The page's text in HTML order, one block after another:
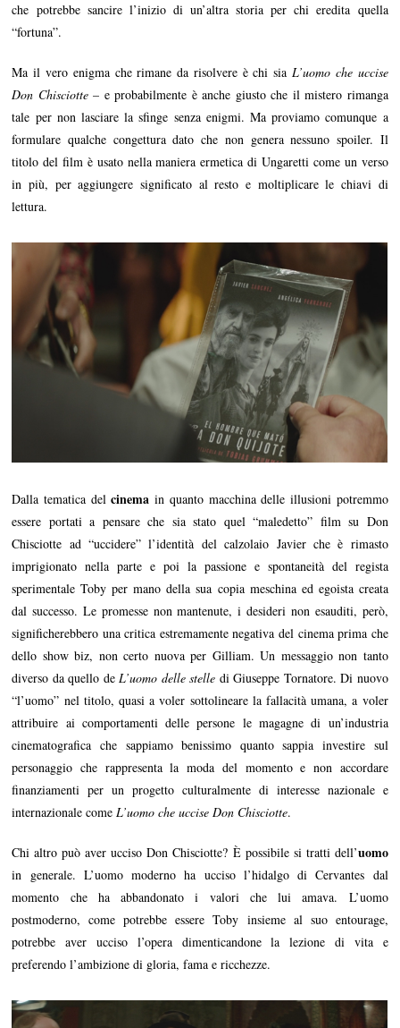
che potrebbe sancire l’inizio di un’altra storia per chi eredita quella
“fortuna”.
Ma il vero enigma che rimane da risolvere è chi sia L’uomo che uccise
Don Chisciotte– e probabilmente è anche giusto che il mistero rimanga
tale per non lasciare la sfinge senza enigmi. Ma proviamo comunque a
formulare qualche congettura dato che non genera nessuno spoiler. Il
titolo del film è usato nella maniera ermetica di Ungaretti come un verso
in più, per aggiungere significato al resto e moltiplicare le chiavi di
lettura.
Dalla tematica delcinema in quanto macchina delle illusioni potremmo
essere portati a pensare che sia stato quel “maledetto” film su Don
Chisciotte ad “uccidere” l’identità del calzolaio Javier che è rimasto
imprigionato nella parte e poi la passione e spontaneità del regista
sperimentale Toby per mano della sua copia meschina ed egoista creata
dal successo. Le promesse non mantenute, i desideri non esauditi, però,
significherebbero una critica estremamente negativa del cinema prima che
dello show biz, non certo nuova per Gilliam. Un messaggio non tanto
diverso da quello deL’uomo delle stelle di Giuseppe Tornatore. Di nuovo
“l’uomo” nel titolo, quasi a voler sottolineare la fallacità umana, a voler
attribuire ai comportamenti delle persone le magagne di un’industria
cinematografica che sappiamo benissimo quanto sappia investire sul
personaggio che rappresenta la moda del momento e non accordare
finanziamenti per un progetto culturalmente di interesse nazionale e
internazionale comeL’uomo che uccise Don Chisciotte.
Chi altro può aver ucciso Don Chisciotte? È possibile si tratti dell’uomo
in generale. L’uomo moderno ha ucciso l’hidalgo di Cervantes dal
momento che ha abbandonato i valori che lui amava. L’uomo
postmoderno, come potrebbe essere Toby insieme al suo entourage,
potrebbe aver ucciso l’opera dimenticandone la lezione di vita e
preferendo l’ambizione di gloria, fama e ricchezze.